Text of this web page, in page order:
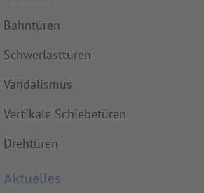
Bahntüren
Schwerlasttüren
Vandalismus
Vertikale Schiebetüren
Drehtüren
Aktuelles